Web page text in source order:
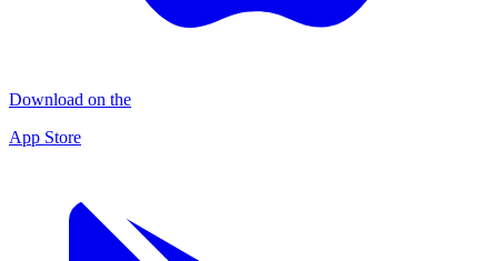
Download on the
App Store